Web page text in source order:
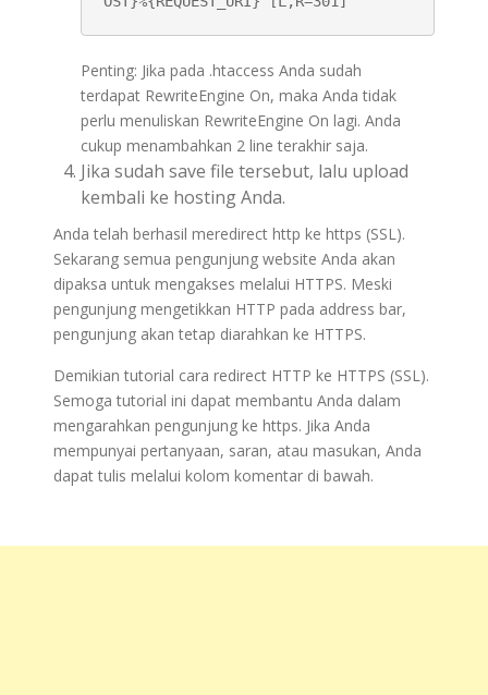
Penting: Jika pada .htaccess Anda sudah
terdapat RewriteEngine On, maka Anda tidak
perlu menuliskan RewriteEngine On lagi. Anda
cukup menambahkan 2 line terakhir saja.
Jika sudah save file tersebut, lalu upload
kembali ke hosting Anda.
Anda telah berhasil meredirect http ke https (SSL).
Sekarang semua pengunjung website Anda akan
dipaksa untuk mengakses melalui HTTPS. Meski
pengunjung mengetikkan HTTP pada address bar,
pengunjung akan tetap diarahkan ke HTTPS.
Demikian tutorial cara redirect HTTP ke HTTPS (SSL).
Semoga tutorial ini dapat membantu Anda dalam
mengarahkan pengunjung ke https. Jika Anda
mempunyai pertanyaan, saran, atau masukan, Anda
dapat tulis melalui kolom komentar di bawah.